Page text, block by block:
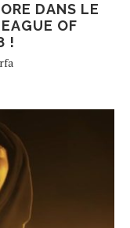
DANS LE
OF
!